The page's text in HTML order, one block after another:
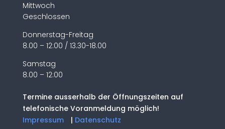
Mittwoch
Geschlossen
Donnerstag-Freitag
8.00 – 12:00 / 13.30-18.00
Samstag
8.00 – 12:00
Termine ausserhalb der Öffnungszeiten auf
telefonische Voranmeldung möglich!
Impressum
| Datenschutz